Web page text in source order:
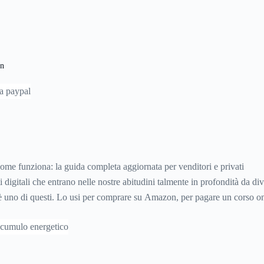
stagioni diverse, con 4 climi differenti e quindi con tanti tipi di tessuti
funziona: la guida completa aggiornata per venditori e privati
digitali che entrano nelle nostre abitudini talmente in profondità da
uno di questi. Lo usi per comprare su Amazon, per pagare un corso
ti costa davvero) probabilmente non hai una risposta precisa su come